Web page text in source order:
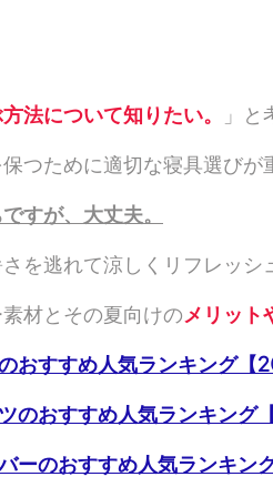
法について知りたい。
」と
つために適切な寝具選びが
すが、大丈夫。
を逃れて涼しくリフレッシ
材とその夏向けのメリット
おすすめ人気ランキング【
のおすすめ人気ランキング
ーのおすすめ人気ランキン